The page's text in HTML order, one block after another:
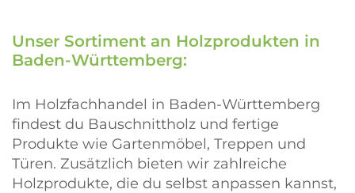
Unser Sortiment an Holzprodukten in
Baden-Württemberg:
Im Holzfachhandel in Baden-Württemberg
findest du Bauschnittholz und fertige
Produkte wie Gartenmöbel, Treppen und
Türen. Zusätzlich bieten wir zahlreiche
Holzprodukte, die du selbst anpassen kannst,